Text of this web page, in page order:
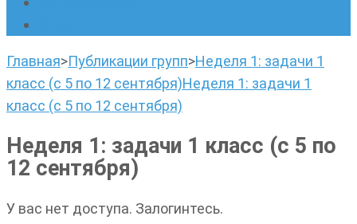
Главная>Публикации групп>Неделя 1: задачи 1
класс (с 5 по 12 сентября)Неделя 1: задачи 1
класс (с 5 по 12 сентября)
Неделя 1: задачи 1 класс (с 5 по
12 сентября)
У вас нет доступа. Залогинтесь.